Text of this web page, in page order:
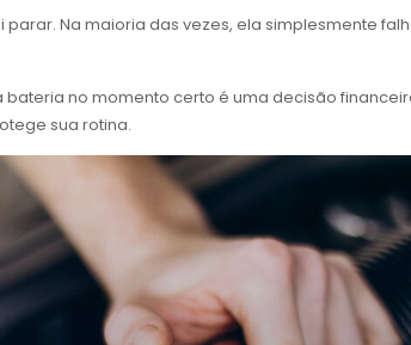
Na maioria das vezes, ela simplesmente
no momento certo é uma decisão
sua rotina.